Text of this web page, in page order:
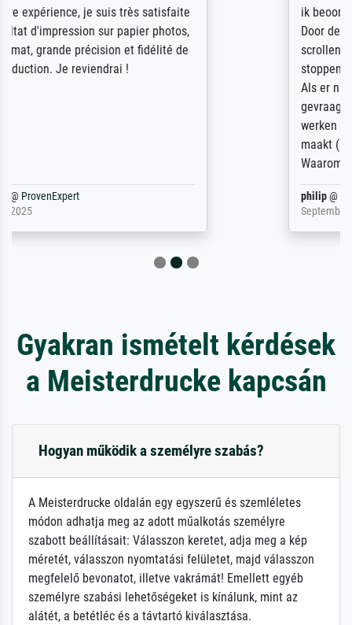
ik beoordeel Meisterdrucke zeer positief.
Door de 69505 beschikbare kunstenaars
scrollen is echter onbegonnen werk (na
stoppen begint het weer van voor af aan).
philip
Gyakran ismételt kérdések
a Meisterdrucke kapcsán
Hogyan működik a személyre szabás?
A Meisterdrucke oldalán egy egyszerű és szemléletes
módon adhatja meg az adott műalkotás személyre
szabott beállításait: Válasszon keretet, adja meg a kép
méretét, válasszon nyomtatási felületet, majd válasszon
megfelelő bevonatot, illetve vakrámát! Emellett egyéb
személyre szabási lehetőségeket is kínálunk, mint az
alátét, a betétléc és a távtartó kiválasztása.